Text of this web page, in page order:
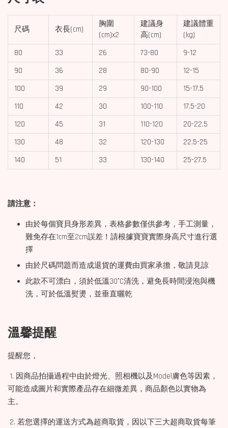
尺碼 衣長(cm)
胸圍
(cm)x2
建議身
高(cm)
建議體重
(kg)
80
33 26 73-80
9-12
90
36 28 80-90
12-15
100
39 29 90-100
15-17.5
110
42 30 100-110
17.5-20
120
45 31 110-120
20-22.5
130
48 32 120-130
22.5-25
140
51 33 130-140 25-27.5
請注意：
由於每個寶貝身形差異，表格參數僅供參考，手工測量，
難免存在1cm至2cm誤差！請根據寶寶實際身高尺寸進行選
擇
由於尺碼問題而造成退貨的運費由買家承擔，敬請見諒
此款不可漂白，須於低溫30°C清洗，避免長時間浸泡與機
洗，可於低溫熨燙，並垂直曬乾
溫馨提醒
提醒您，
1. 因商品拍攝過程中由於燈光、照相機以及Model膚色等因素，
可能造成圖片和實際產品存在細微差異，商品顏色以實物為
主。
2. 若您選擇的運送方式為超商取貨，因以下三大超商取貨每筆